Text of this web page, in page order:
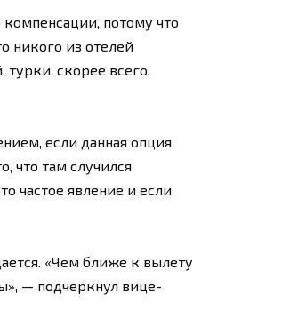
потому что
никого из отелей
турки, скорее всего,
если данная опция
что там случился
частое явление и если
«Чем ближе к вылету
— подчеркнул вице-